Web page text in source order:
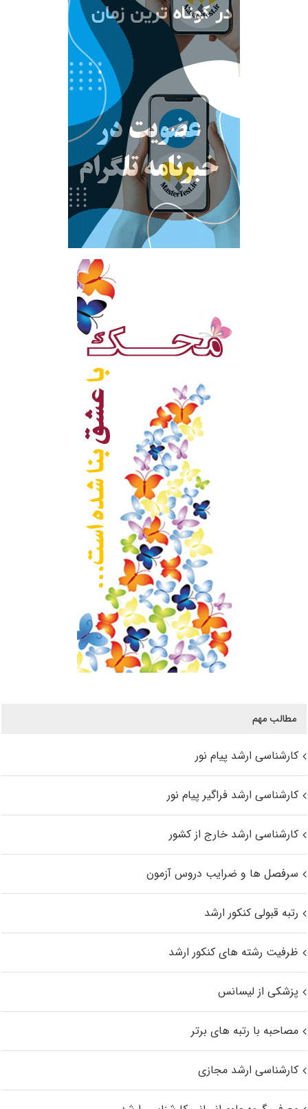
مطالب مهم
کارشناسی ارشد پیام نور
کارشناسی ارشد فراگیر پیام نور
کارشناسی ارشد خارج از کشور
سرفصل ها و ضرایب دروس آزمون
رتبه قبولی کنکور ارشد
ظرفیت رشته های کنکور ارشد
پزشکی از لیسانس
مصاحبه با رتبه های برتر
کارشناسی ارشد مجازی